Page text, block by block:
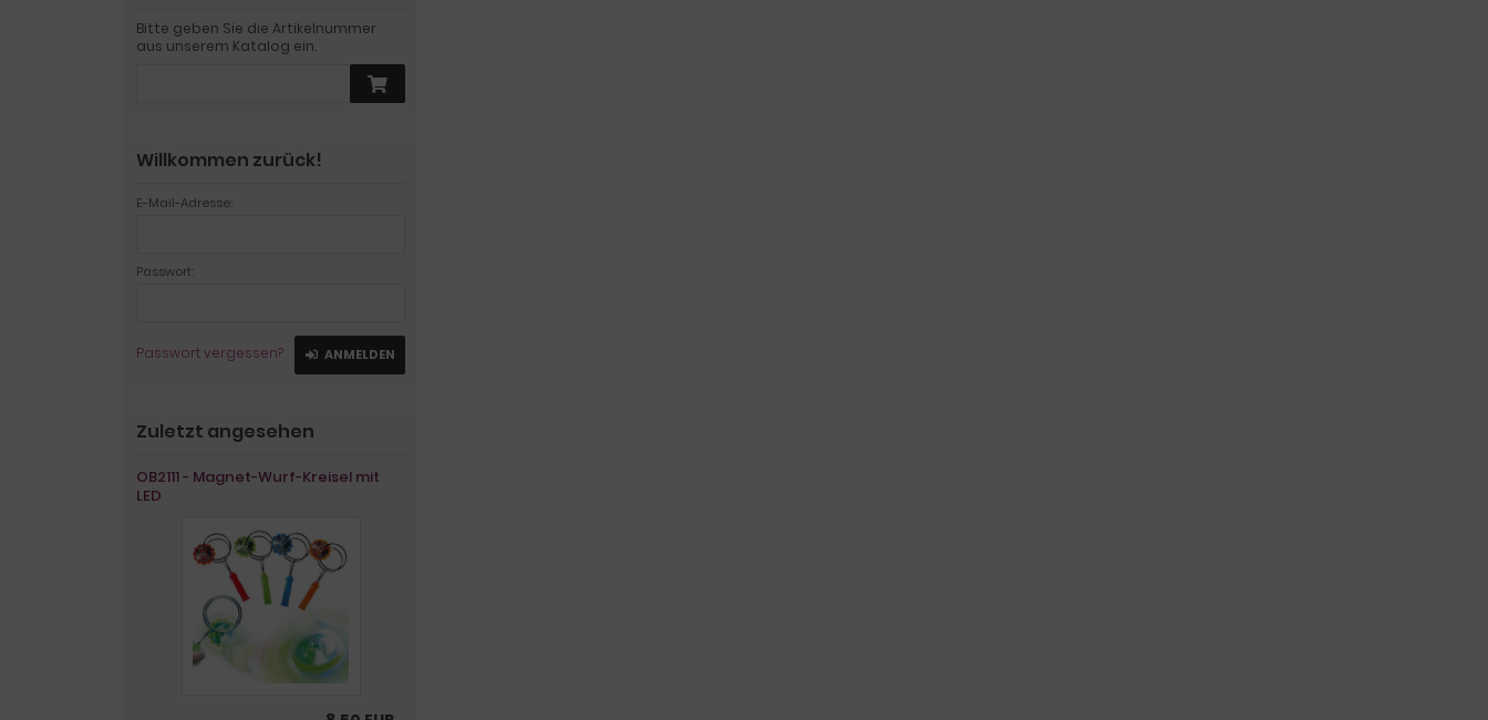
Bitte geben Sie die Artikelnummer
aus unserem Katalog ein.
Willkommen zurück!
E-Mail-Adresse:
Passwort:
Passwort vergessen? ANMELDEN
Zuletzt angesehen
OB2111 - Magnet-Wurf-Kreisel mit
LED